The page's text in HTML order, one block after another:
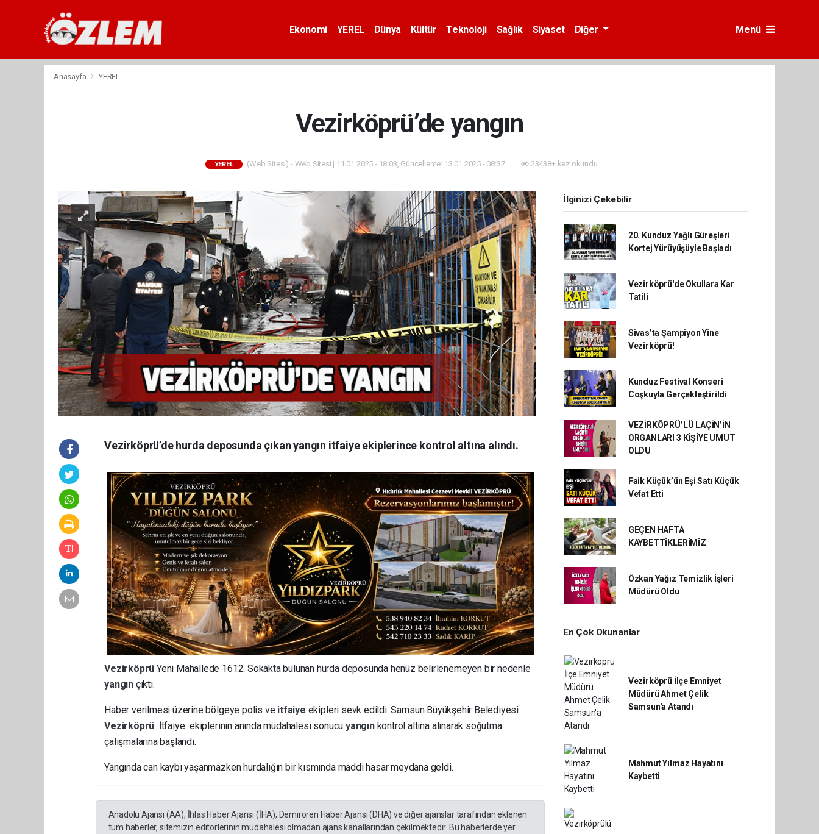
Ekonomi YEREL Dünya Kültür Teknoloji Sağlık Siyaset Diğer Menü
Anasayfa YEREL
Vezirköprü’de yangın
YEREL (Web Sitesi) - Web Sitesi | 11.01.2025 - 18:03, Güncelleme: 13.01.2025 - 08:37 23438+ kez okundu.
Vezirköprü’de hurda deposunda çıkan yangın itfaiye ekiplerince kontrol altına alındı.
Vezirköprü Yeni Mahallede 1612. Sokakta bulunan hurda deposunda henüz belirlenemeyen bir nedenle
yangın çıktı.
Haber verilmesi üzerine bölgeye polis ve itfaiye ekipleri sevk edildi. Samsun Büyükşehir Belediyesi
Vezirköprü İtfaiye ekiplerinin anında müdahalesi sonucu yangın kontrol altına alınarak soğutma
çalışmalarına başlandı.
Yangında can kaybı yaşanmazken hurdalığın bir kısmında maddi hasar meydana geldi.
Anadolu Ajansı (AA), İhlas Haber Ajansı (İHA), Demirören Haber Ajansı (DHA) ve diğer ajanslar tarafından eklenen
tüm haberler, sitemizin editörlerinin müdahalesi olmadan ajans kanallarından çekilmektedir. Bu haberlerde yer
İlginizi Çekebilir
20. Kunduz Yağlı Güreşleri
Kortej Yürüyüşüyle Başladı
Vezirköprü'de Okullara Kar
Tatili
Sivas’ta Şampiyon Yine
Vezirköprü!
Kunduz Festival Konseri
Coşkuyla Gerçekleştirildi
VEZİRKÖPRÜ’LÜ LAÇİN’İN
ORGANLARI 3 KİŞİYE UMUT
OLDU
Faik Küçük’ün Eşi Satı Küçük
Vefat Etti
GEÇEN HAFTA
KAYBETTİKLERİMİZ
Özkan Yağız Temizlik İşleri
Müdürü Oldu
En Çok Okunanlar
Vezirköprü İlçe Emniyet
Müdürü Ahmet Çelik
Samsun'a Atandı
Mahmut Yılmaz Hayatını
Kaybetti